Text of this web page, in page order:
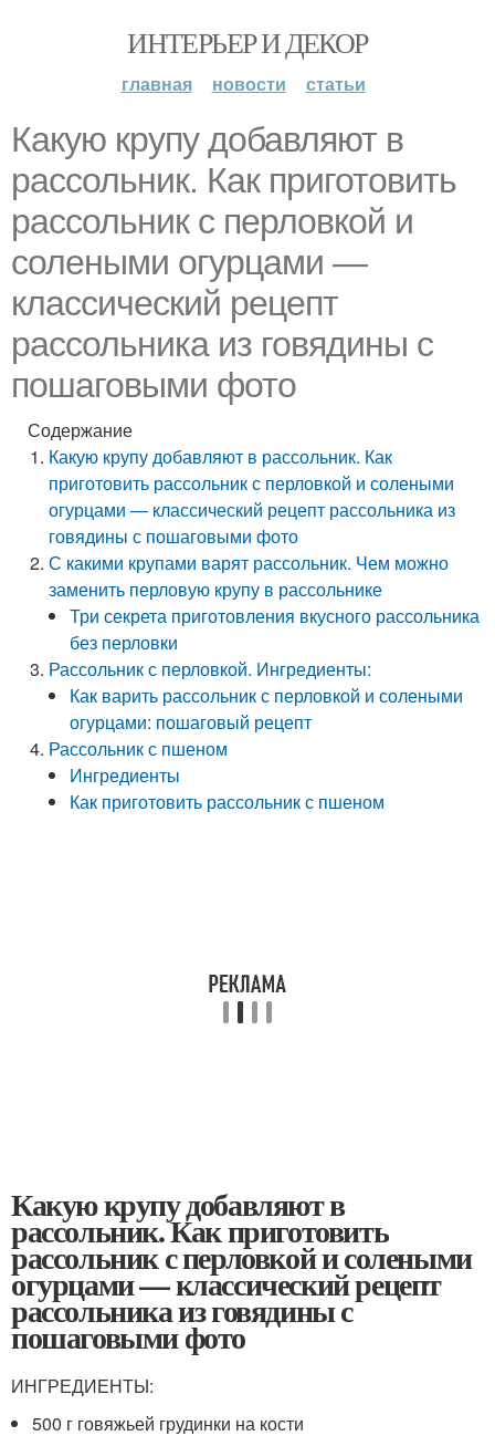
ИНТЕРЬЕР И ДЕКОР
главная новости статьи
Какую крупу добавляют в
рассольник. Как приготовить
рассольник с перловкой и
солеными огурцами —
классический рецепт
рассольника из говядины с
пошаговыми фото
Содержание
Какую крупу добавляют в рассольник. Как
приготовить рассольник с перловкой и солеными
огурцами — классический рецепт рассольника из
говядины с пошаговыми фото
С какими крупами варят рассольник. Чем можно
заменить перловую крупу в рассольнике
Три секрета приготовления вкусного рассольника
без перловки
Рассольник с перловкой. Ингредиенты:
Как варить рассольник с перловкой и солеными
огурцами: пошаговый рецепт
Рассольник с пшеном
Ингредиенты
Как приготовить рассольник с пшеном
Какую крупу добавляют в
рассольник. Как приготовить
рассольник с перловкой и солеными
огурцами — классический рецепт
рассольника из говядины с
пошаговыми фото
ИНГРЕДИЕНТЫ:
500 г говяжьей грудинки на кости